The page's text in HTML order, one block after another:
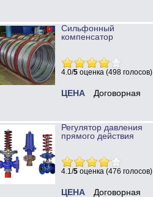
Сильфонный
компенсатор
4.0/5 оценка (498 голосов)
ЦЕНА Договорная
Регулятор давления
прямого действия
4.1/5 оценка (476 голосов)
ЦЕНА Договорная